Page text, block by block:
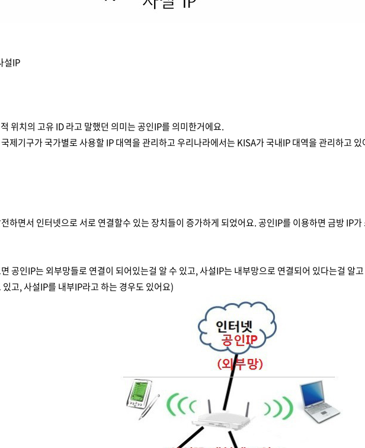
설IP
위치의 고유 ID 라고 말했던 의미는 공인IP를 의미한거에요.
제기구가 국가별로 사용할 IP 대역을 관리하고 우리나라에서는 KISA가 국내IP 대역을 관리하고 있
하면서 인터넷으로 서로 연결할수 있는 장치들이 증가하게 되었어요. 공인IP를 이용하면 금방 IP
공인IP는 외부망들로 연결이 되어있는걸 알 수 있고, 사설IP는 내부망으로 연결되어 있다는걸 알
고, 사설IP를 내부IP라고 하는 경우도 있어요)